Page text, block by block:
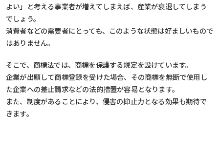
よい」と考える事業者が増えてしまえば、産業が衰退してしまう
でしょう。
消費者などの需要者にとっても、このような状態は好ましいもので
はありません。
そこで、商標法では、商標を保護する規定を設けています。
企業が出願して商標登録を受けた場合、その商標を無断で使用し
た企業への差止請求などの法的措置が容易となります。
また、制度があることにより、侵害の抑止力となる効果も期待で
きます。